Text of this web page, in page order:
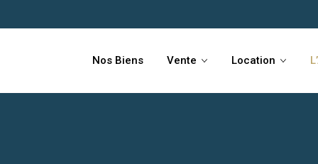
Nos Biens Vente Location